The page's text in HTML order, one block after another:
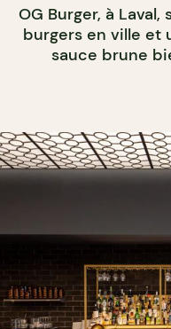
OG Burger, à
burgers en ville et
sauce brune